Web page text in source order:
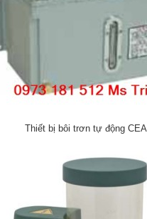
Thiết bị bôi trơn tự động CEA